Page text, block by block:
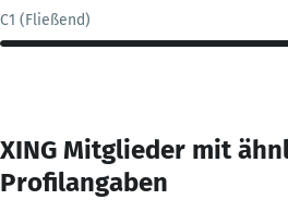
C1 (Fließend)
XING Mitglieder mit
Profilangaben